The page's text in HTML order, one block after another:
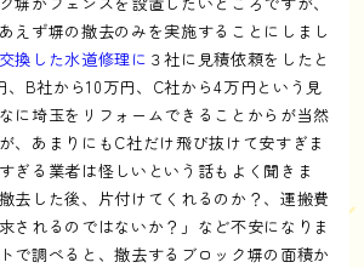
えず塀の撤去のみを実施することにしまし
換した水道修理に ３社に見積依頼をしたと
、B社から10万円、C社から4万円という見
に埼玉をリフォームできることからが当然
、あまりにもC社だけ飛び抜けて安すぎま
ぎる業者は怪しいという話もよく聞きま
去した後、片付けてくれるのか？、運搬費
されるのではないか？」など不安になりま
で調べると、撤去するブロック塀の面積か